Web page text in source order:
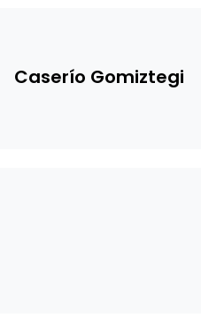
Caserío Gomiztegi